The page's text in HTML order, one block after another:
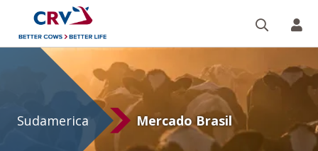
Sudamerica
Sudamerica Mercado Brasil